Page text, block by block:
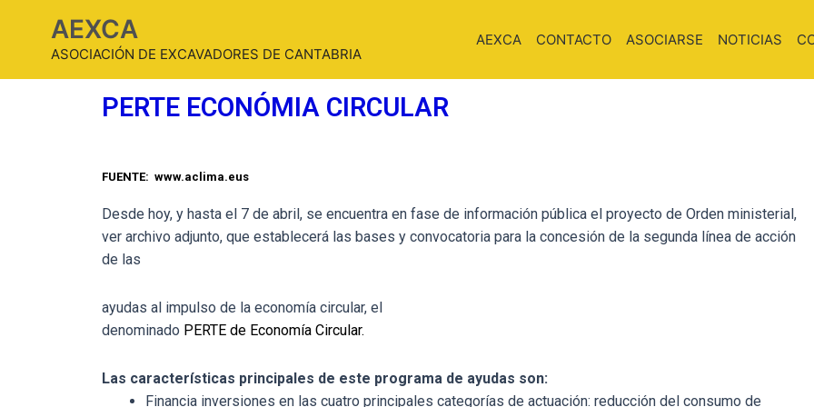
AEXCA
ASOCIACIÓN DE EXCAVADORES DE CANTABRIA
AEXCA CONTACTO ASOCIARSE NOTICIAS
PERTE ECONÓMIA CIRCULAR
FUENTE: www.aclima.eus
Desde hoy, y hasta el 7 de abril, se encuentra en fase de información pública el proyecto de Orden ministerial,
ver archivo adjunto, que establecerá las bases y convocatoria para la concesión de la segunda línea de acción
de las
ayudas al impulso de la economía circular, el
denominado PERTE de Economía Circular.
Las características principales de este programa de ayudas son:
Financia inversiones en las cuatro principales categorías de actuación: reducción del consumo de